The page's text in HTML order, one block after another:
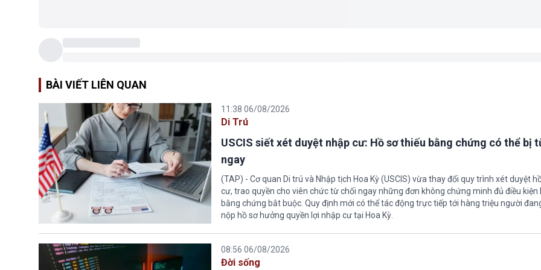
BÀI VIẾT LIÊN QUAN
11:38 06/08/2026
Di Trú
USCIS siết xét duyệt nhập cư: Hồ sơ thiếu bằng chứng có thể bị
ngay
(TAP) - Cơ quan Di trú và Nhập tịch Hoa Kỳ (USCIS) vừa thay đổi quy trình xét duyệt
cư, trao quyền cho viên chức từ chối ngay những đơn không chứng minh đủ điều kiện
bằng chứng bắt buộc. Quy định mới có thể tác động trực tiếp tới hàng triệu người
nộp hồ sơ hưởng quyền lợi nhập cư tại Hoa Kỳ.
08:56 06/08/2026
Đời sống